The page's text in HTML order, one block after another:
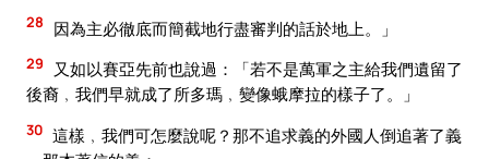
28 因為主必徹底而簡截地行盡審判的話於地上。」
29
又如以賽亞先前也說過：「若不是萬軍之主給我們遺留了
後裔﹐我們早就成了所多瑪﹐變像蛾摩拉的樣子了。」
30 這樣﹐我們可怎麼說呢？那不追求義的外國人倒追著了義